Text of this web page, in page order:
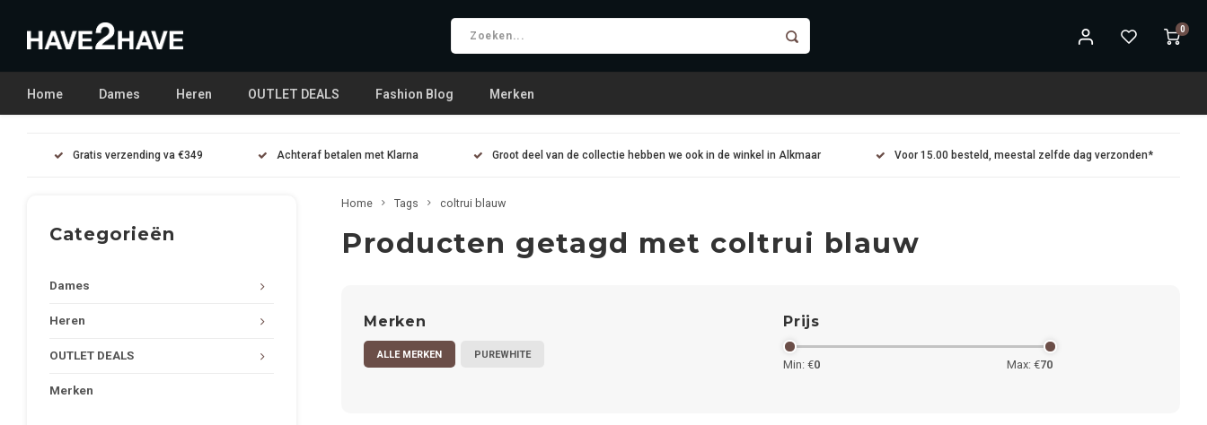
0
Home Dames Heren OUTLET DEALS Fashion Blog Merken
Gratis verzending va €349 Achteraf betalen met Klarna Groot deel van de collectie hebben we ook in de winkel in Alkmaar Voor 15.00 besteld, meestal zelfde dag verzonden*
Categorieën
Dames
Heren
OUTLET DEALS
Merken
Home Tags coltrui blauw
Producten getagd met coltrui blauw
Merken
ALLE MERKEN PUREWHITE
Prijs
Min: €0 Max: €70